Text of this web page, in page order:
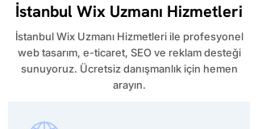
İstanbul Wix Uzmanı Hizmetleri
İstanbul Wix Uzmanı Hizmetleri ile profesyonel
web tasarım, e-ticaret, SEO ve reklam desteği
sunuyoruz. Ücretsiz danışmanlık için hemen
arayın.